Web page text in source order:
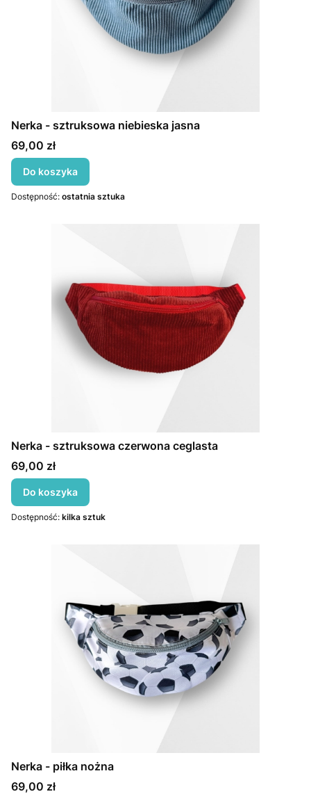
Nerka - sztruksowa niebieska jasna
Cena
69,00 zł
Do koszyka
Dostępność: ostatnia sztuka
Nerka - sztruksowa czerwona ceglasta
Cena
69,00 zł
Do koszyka
Dostępność: kilka sztuk
Nerka - piłka nożna
Cena
69,00 zł